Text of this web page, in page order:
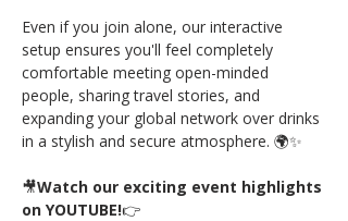
Even if you join alone, our interactive
setup ensures you'll feel completely
comfortable meeting open-minded
people, sharing travel stories, and
expanding your global network over drinks
in a stylish and secure atmosphere. 🌍✨
🎥Watch our exciting event highlights
on YOUTUBE!👉